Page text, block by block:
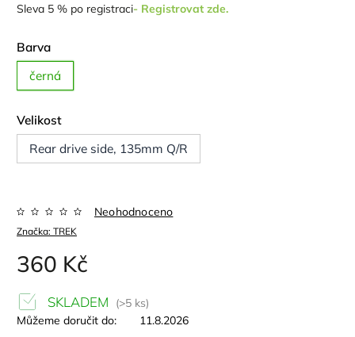
Sleva 5 % po registraci- Registrovat zde.
Barva
černá
Velikost
Rear drive side, 135mm Q/R
Značka: TREK
Neohodnoceno
360 Kč
SKLADEM
(>5 ks)
Můžeme doručit do:
11.8.2026